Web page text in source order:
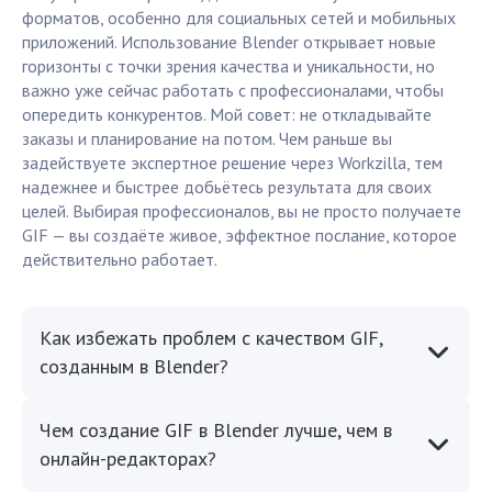
форматов, особенно для социальных сетей и мобильных
приложений. Использование Blender открывает новые
горизонты с точки зрения качества и уникальности, но
важно уже сейчас работать с профессионалами, чтобы
опередить конкурентов. Мой совет: не откладывайте
заказы и планирование на потом. Чем раньше вы
задействуете экспертное решение через Workzilla, тем
надежнее и быстрее добьётесь результата для своих
целей. Выбирая профессионалов, вы не просто получаете
GIF — вы создаёте живое, эффектное послание, которое
действительно работает.
Как избежать проблем с качеством GIF,
созданным в Blender?
Чем создание GIF в Blender лучше, чем в
онлайн-редакторах?